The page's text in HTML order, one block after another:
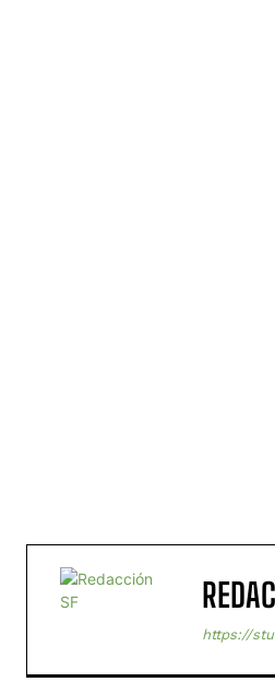
https://